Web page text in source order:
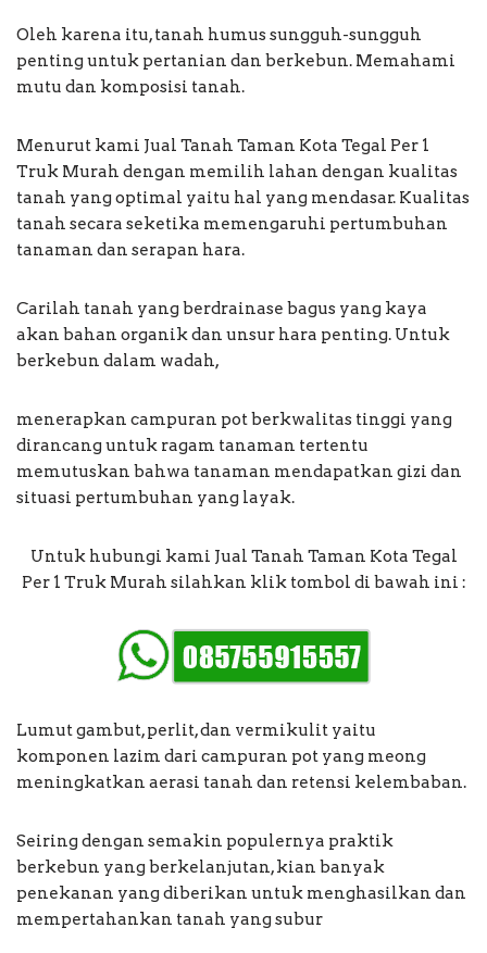
Oleh karena itu, tanah humus sungguh-sungguh
penting untuk pertanian dan berkebun. Memahami
mutu dan komposisi tanah.
Menurut kami Jual Tanah Taman Kota Tegal Per 1
Truk Murah dengan memilih lahan dengan kualitas
tanah yang optimal yaitu hal yang mendasar. Kualitas
tanah secara seketika memengaruhi pertumbuhan
tanaman dan serapan hara.
Carilah tanah yang berdrainase bagus yang kaya
akan bahan organik dan unsur hara penting. Untuk
berkebun dalam wadah,
menerapkan campuran pot berkwalitas tinggi yang
dirancang untuk ragam tanaman tertentu
memutuskan bahwa tanaman mendapatkan gizi dan
situasi pertumbuhan yang layak.
Untuk hubungi kami Jual Tanah Taman Kota Tegal
Per 1 Truk Murah silahkan klik tombol di bawah ini :
Lumut gambut, perlit, dan vermikulit yaitu
komponen lazim dari campuran pot yang meong
meningkatkan aerasi tanah dan retensi kelembaban.
Seiring dengan semakin populernya praktik
berkebun yang berkelanjutan, kian banyak
penekanan yang diberikan untuk menghasilkan dan
mempertahankan tanah yang subur